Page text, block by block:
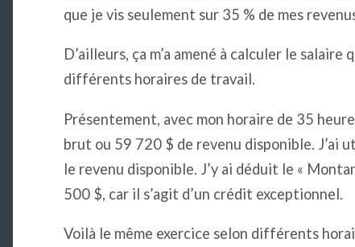
que je vis seulement sur 35 % de mes
D’ailleurs, ça m’a amené à calculer le
différents horaires de travail.
Présentement, avec mon horaire de 35
brut ou 59 720 $ de revenu disponible. J’ai
le revenu disponible. J’y ai déduit le «
500 $, car il s’agit d’un crédit exceptionnel.
Voilà le même exercice selon différents